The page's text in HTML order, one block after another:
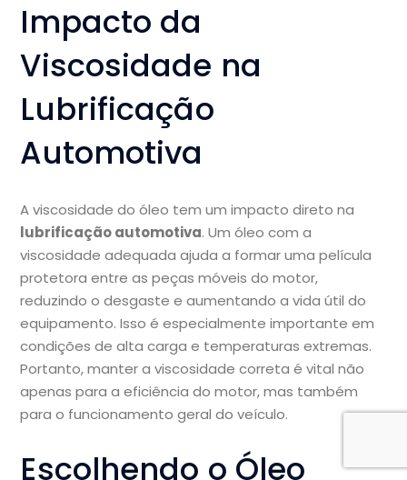
Impacto da
Viscosidade na
Lubrificação
Automotiva
A viscosidade do óleo tem um impacto direto na
lubrificação automotiva. Um óleo com a
viscosidade adequada ajuda a formar uma película
protetora entre as peças móveis do motor,
reduzindo o desgaste e aumentando a vida útil do
equipamento. Isso é especialmente importante em
condições de alta carga e temperaturas extremas.
Portanto, manter a viscosidade correta é vital não
apenas para a eficiência do motor, mas também
para o funcionamento geral do veículo.
Escolhendo o Óleo